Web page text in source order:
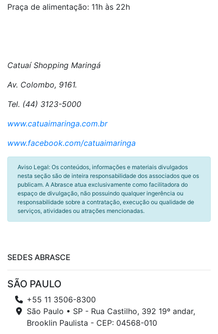
Praça de alimentação: 11h às 22h
Catuaí Shopping Maringá
Av. Colombo, 9161.
Tel. (44) 3123-5000
www.catuaimaringa.com.br
www.facebook.com/catuaimaringa
Aviso Legal: Os conteúdos, informações e materiais divulgados
nesta seção são de inteira responsabilidade dos associados que os
publicam. A Abrasce atua exclusivamente como facilitadora do
espaço de divulgação, não possuindo qualquer ingerência ou
responsabilidade sobre a contratação, execução ou qualidade de
serviços, atividades ou atrações mencionadas.
SEDES ABRASCE
SÃO PAULO
+55 11 3506-8300
São Paulo • SP - Rua Castilho, 392 19º andar,
Brooklin Paulista - CEP: 04568-010